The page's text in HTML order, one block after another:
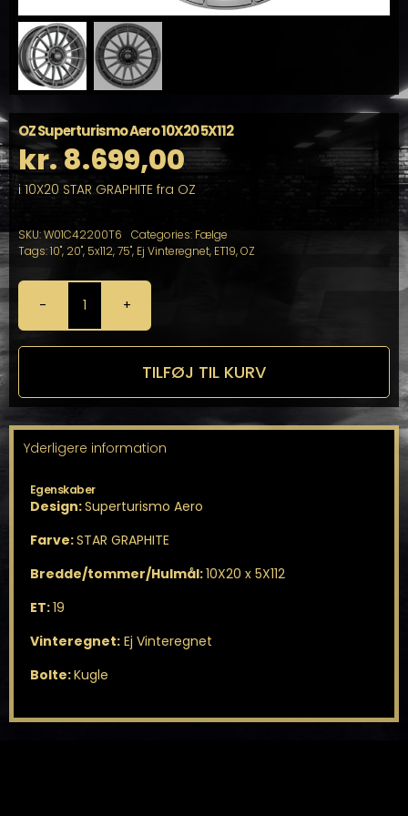
OZ Superturismo Aero 10X20 5X112
kr.8.699,00
i 10X20 STAR GRAPHITE fra OZ
SKU:W01C42200T6 Categories: Fælge
Tags:10", 20", 5x112,75", Ej Vinteregnet, ET19,OZ
OZ
Superturismo
Aero
antal
TILFØJ TIL KURV
Yderligere information
Egenskaber
Design:Superturismo Aero
Farve:STAR GRAPHITE
Bredde/tommer/Hulmål:10X20 x 5X112
ET:19
Vinteregnet:Ej Vinteregnet
Bolte:Kugle